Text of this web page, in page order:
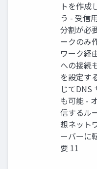
トを作成
う - 受信
分割が必
ークのみ
ワーク経
への接続
を設定す
じてDNS
も可能 -
信するル
想ネット
ーバーに
要 11